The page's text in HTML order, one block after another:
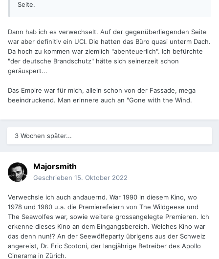
Seite.
Dann hab ich es verwechselt. Auf der gegenüberliegenden Seite
war aber definitiv ein UCI. Die hatten das Büro quasi unterm Dach.
Da hoch zu kommen war ziemlich "abenteuerlich". Ich befürchte
"der deutsche Brandschutz" hätte sich seinerzeit schon
geräuspert...
Das Empire war für mich, allein schon von der Fassade, mega
beeindruckend. Man erinnere auch an "Gone with the Wind.
3 Wochen später...
Majorsmith
Geschrieben 15. Oktober 2022
Verwechsle ich auch andauernd. War 1990 in diesem Kino, wo
1978 und 1980 u.a. die Premierefeiern von The Wildgeese und
The Seawolfes war, sowie weitere grossangelegte Premieren. Ich
erkenne dieses Kino an dem Eingangsbereich. Welches Kino war
das denn nun!? An der Seewölfeparty übrigens aus der Schweiz
angereist, Dr. Eric Scotoni, der langjährige Betreiber des Apollo
Cinerama in Zürich.